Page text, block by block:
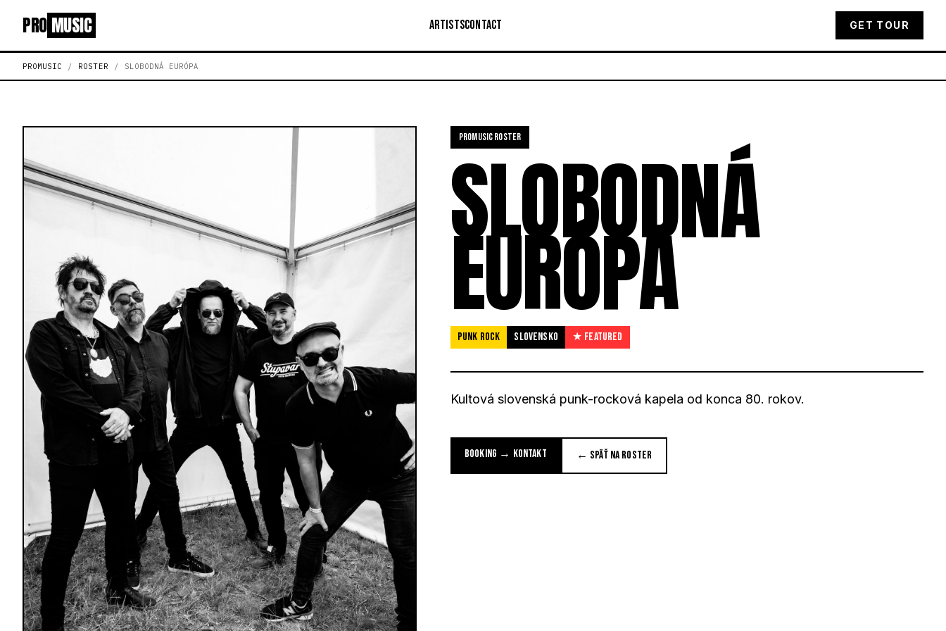
PRO MUSIC ARTISTSCONTACT GET TOUR
PROMUSIC / ROSTER / SLOBODNÁ EURÓPA
PROMUSIC ROSTER
SLOBODNÁ
EURÓPA
PUNK ROCK SLOVENSKO ★ FEATURED
Kultová slovenská punk-rocková kapela od konca 80. rokov.
BOOKING → KONTAKT ← SPÄŤ NA ROSTER